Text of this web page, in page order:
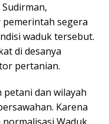
segera
waduk tersebut.
di desanya
pertanian.
petani dan wilayah
Karena